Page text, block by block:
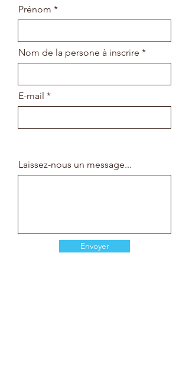
Prénom
Nom de la persone à inscrire
E-mail
Laissez-nous un message...
Envoyer